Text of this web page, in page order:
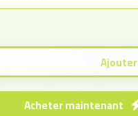
Acheter maintenant